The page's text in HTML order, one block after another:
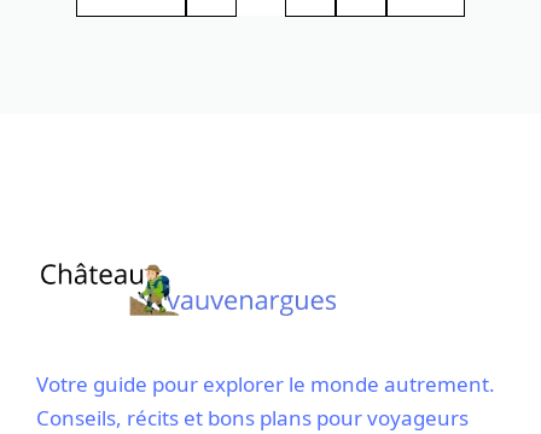
Votre guide pour explorer le monde autrement.
Conseils, récits et bons plans pour voyageurs